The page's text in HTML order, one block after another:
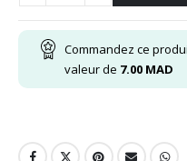
Commandez ce
valeur de 7.00 MAD